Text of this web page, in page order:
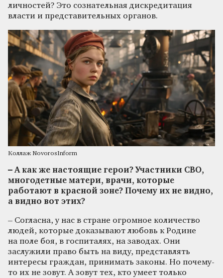
личностей? Это сознательная дискредитация
власти и представительных органов.
Коллаж NovorosInform
– А как же настоящие герои? Участники СВО,
многодетные матери, врачи, которые
работают в красной зоне? Почему их не видно,
а видно вот этих?
– Согласна, у нас в стране огромное количество
людей, которые доказывают любовь к Родине
на поле боя, в госпиталях, на заводах. Они
заслужили право быть на виду, представлять
интересы граждан, принимать законы. Но почему-
то их не зовут. А зовут тех, кто умеет только